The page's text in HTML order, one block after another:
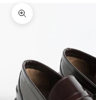
Bild vergrößern